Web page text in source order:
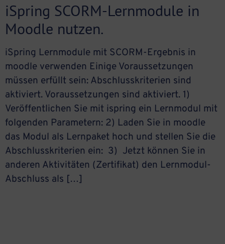
iSpring SCORM-Lernmodule in
Moodle nutzen.
iSpring Lernmodule mit SCORM-Ergebnis in
moodle verwenden Einige Voraussetzungen
müssen erfüllt sein: Abschlusskriterien sind
aktiviert. Voraussetzungen sind aktiviert. 1)
Veröffentlichen Sie mit ispring ein Lernmodul mit
folgenden Parametern: 2) Laden Sie in moodle
das Modul als Lernpaket hoch und stellen Sie die
Abschlusskriterien ein: 3) Jetzt können Sie in
anderen Aktivitäten (Zertifikat) den Lernmodul-
Abschluss als […]